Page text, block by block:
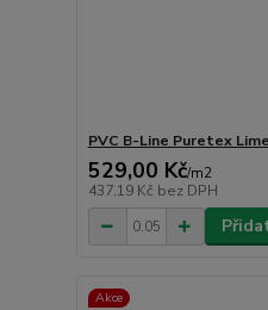
PVC B-Line Puretex
529,00 Kč/m2
437,19 Kč bez DPH
Akce